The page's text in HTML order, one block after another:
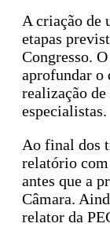
A criação de
etapas
Congresso.
aprofundar o
realização
especialistas.
Ao final dos
relatório com
antes que a
Câmara.
relator da